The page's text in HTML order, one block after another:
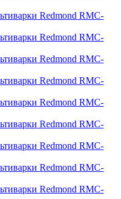
Redmond RMC-
Redmond RMC-
Redmond RMC-
Redmond RMC-
Redmond RMC-
Redmond RMC-
Redmond RMC-
Redmond RMC-
Redmond RMC-